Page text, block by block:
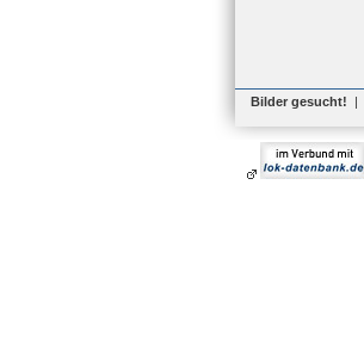
Bilder gesucht! |